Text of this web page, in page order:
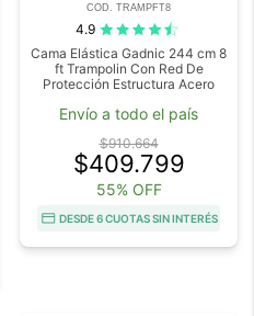
COD. TRAMPFT8
4.9
Cama Elástica Gadnic 244 cm 8
ft Trampolin Con Red De
Protección Estructura Acero
Envío a todo el país
$910.664
$409.799
55% OFF
DESDE 6 CUOTAS SIN INTERÉS